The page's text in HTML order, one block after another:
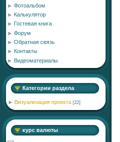
Фотоальбом
Калькулятор
Гостевая книга
Форум
Обратная связь
Контакты
Видеоматериалы
Категории раздела
Визуализация проекта [22]
курс валюты